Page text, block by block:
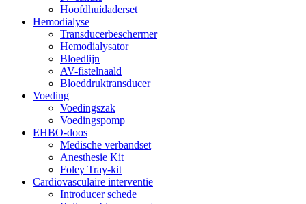
Hoofdhuidaderset
Hemodialyse
Transducerbeschermer
Hemodialysator
Bloedlijn
AV-fistelnaald
Bloeddruktransducer
Voeding
Voedingszak
Voedingspomp
EHBO-doos
Medische verbandset
Anesthesie Kit
Foley Tray-kit
Cardiovasculaire interventie
Introducer schede